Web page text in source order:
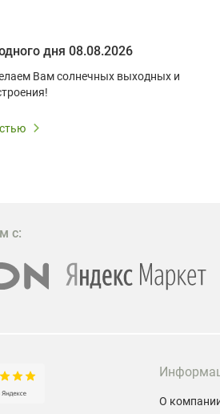
дня 08.08.2026
Вам солнечных выходных и
с:
О